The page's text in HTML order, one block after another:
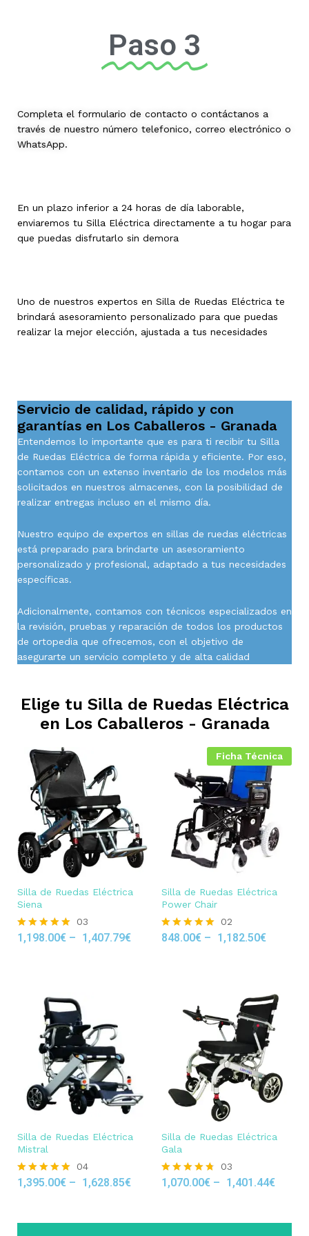
Paso 3
Completa el formulario de contacto o contáctanos a
través de nuestro número telefonico, correo electrónico o
WhatsApp.
En un plazo inferior a 24 horas de día laborable,
enviaremos tu Silla Eléctrica directamente a tu hogar para
que puedas disfrutarlo sin demora
Uno de nuestros expertos en Silla de Ruedas Eléctrica te
brindará asesoramiento personalizado para que puedas
realizar la mejor elección, ajustada a tus necesidades
Servicio de calidad, rápido y con
garantías en Los Caballeros - Granada
Entendemos lo importante que es para ti recibir tu Silla
de Ruedas Eléctrica de forma rápida y eficiente. Por eso,
contamos con un extenso inventario de los modelos más
solicitados en nuestros almacenes, con la posibilidad de
realizar entregas incluso en el mismo día.
Nuestro equipo de expertos en sillas de ruedas eléctricas
está preparado para brindarte un asesoramiento
personalizado y profesional, adaptado a tus necesidades
específicas.
Adicionalmente, contamos con técnicos especializados en
la revisión, pruebas y reparación de todos los productos
de ortopedia que ofrecemos, con el objetivo de
asegurarte un servicio completo y de alta calidad
Elige tu Silla de Ruedas Eléctrica
en Los Caballeros - Granada
Silla de Ruedas Eléctrica
Siena
Rated
03
1,198.00€ – 1,407.79€
Ficha Técnica
Silla de Ruedas Eléctrica
Power Chair
Rated
02
848.00€ – 1,182.50€
Silla de Ruedas Eléctrica
Mistral
Rated
04
1,395.00€ – 1,628.85€
Silla de Ruedas Eléctrica
Gala
Rated
03
1,070.00€ – 1,401.44€